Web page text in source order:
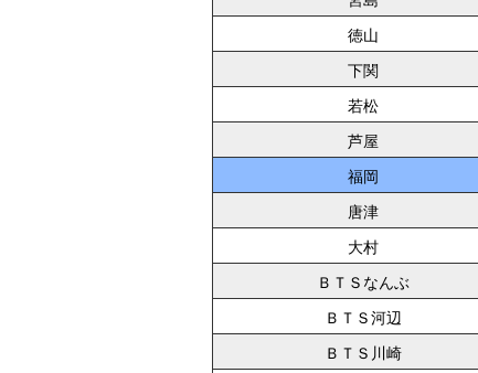
徳山
下関
若松
芦屋
福岡
唐津
大村
ＢＴＳなんぶ
ＢＴＳ河辺
ＢＴＳ川崎